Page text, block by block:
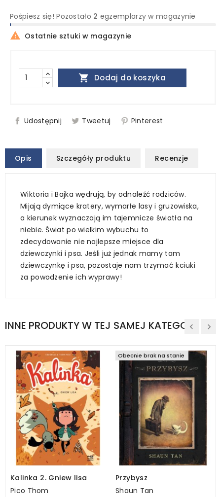
Pośpiesz się! Pozostało 2 egzemplarzy w magazynie
 Ostatnie sztuki w magazynie
 Dodaj do koszyka
Udostępnij Tweetuj Pinterest
Opis Szczegóły produktu Recenzje
Wiktoria i Bajka wędrują, by odnaleźć rodziców.
Mijają dymiące kratery, wymarłe lasy i gruzowiska,
a kierunek wyznaczają im tajemnicze światła na
niebie. Świat po wielkim wybuchu to
zdecydowanie nie najlepsze miejsce dla
dziewczynki i psa. Jeśli już jednak mamy tam
dziewczynkę i psa, pozostaje nam trzymać kciuki
za powodzenie ich wyprawy!
INNE PRODUKTY W TEJ SAMEJ KATEGORII
Kalinka 2. Gniew lisa
Pico Thom
Obecnie brak na stanie
Przybysz
Shaun Tan